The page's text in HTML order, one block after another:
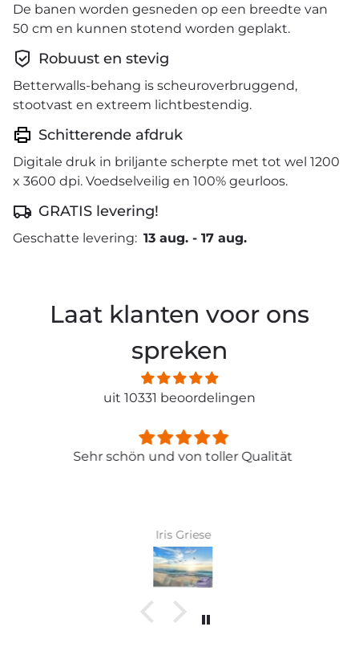
De banen worden gesneden op een breedte van
50 cm en kunnen stotend worden geplakt.
Robuust en stevig
Betterwalls-behang is scheuroverbruggend,
stootvast en extreem lichtbestendig.
Schitterende afdruk
Digitale druk in briljante scherpte met tot wel 1200
x 3600 dpi. Voedselveilig en 100% geurloos.
GRATIS levering!
Geschatte levering: 13 aug. - 17 aug.
Laat klanten voor ons
spreken
uit 10331 beoordelingen
Sehr schön und von toller Qualität
Iris Griese